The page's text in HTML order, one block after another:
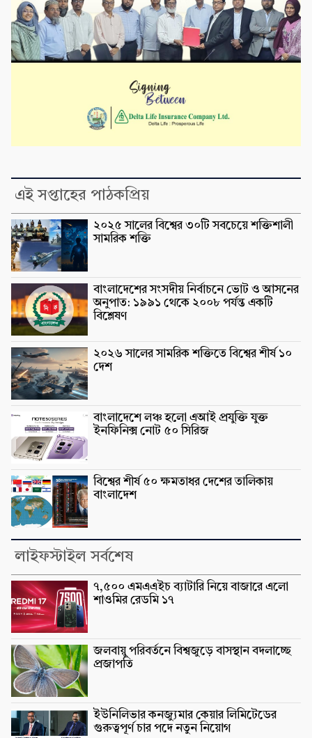
এই সপ্তাহের পাঠকপ্রিয়
২০২৫ সালের বিশ্বের ৩০টি সবচেয়ে শক্তিশালী
সামরিক শক্তি
বাংলাদেশের সংসদীয় নির্বাচনে ভোট ও আসনের
অনুপাত: ১৯৯১ থেকে ২০০৮ পর্যন্ত একটি
বিশ্লেষণ
২০২৬ সালের সামরিক শক্তিতে বিশ্বের শীর্ষ ১০
দেশ
বাংলাদেশে লঞ্চ হলো এআই প্রযুক্তি যুক্ত
ইনফিনিক্স নোট ৫০ সিরিজ
বিশ্বের শীর্ষ ৫০ ক্ষমতাধর দেশের তালিকায়
বাংলাদেশ
লাইফস্টাইল সর্বশেষ
৭,৫০০ এমএএইচ ব্যাটারি নিয়ে বাজারে এলো
শাওমির রেডমি ১৭
জলবায়ু পরিবর্তনে বিশ্বজুড়ে বাসস্থান বদলাচ্ছে
প্রজাপতি
ইউনিলিভার কনজ্যুমার কেয়ার লিমিটেডের
গুরুত্বপূর্ণ চার পদে নতুন নিয়োগ